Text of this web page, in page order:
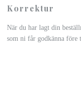
Korrektur
När du har lagt din
som ni får godkänna